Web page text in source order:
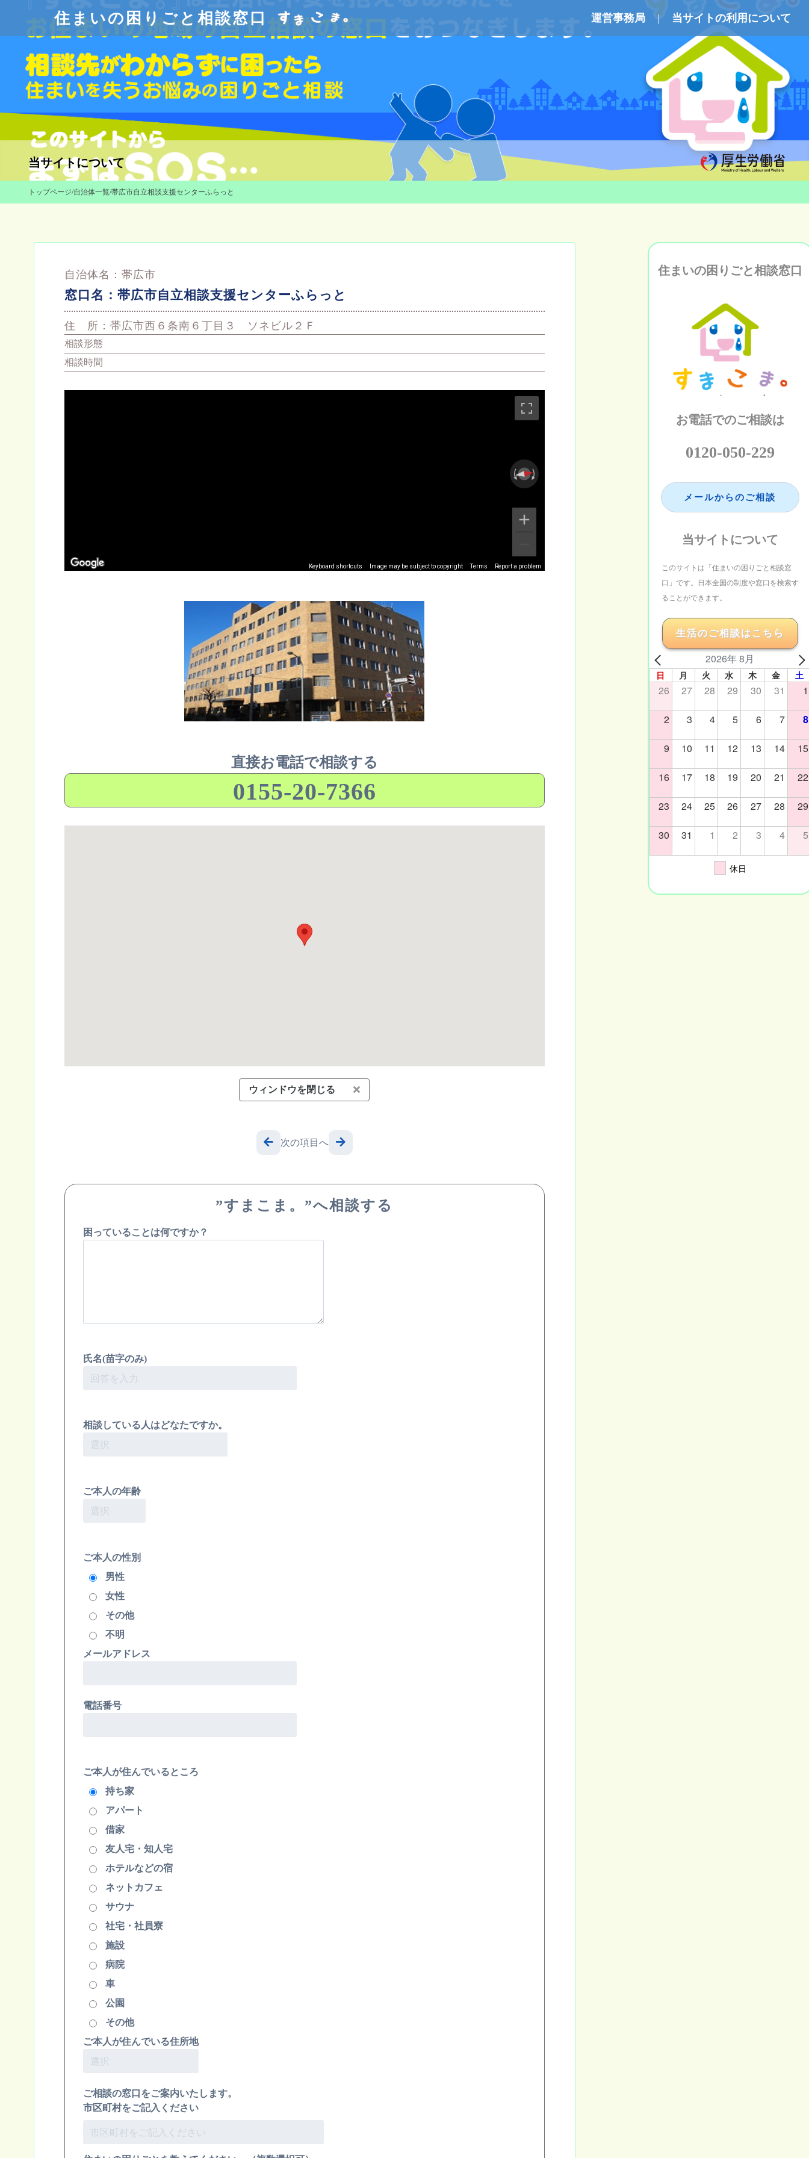
住まいの困りごと相談窓口 運営事務局 当サイトの利用について
当サイトについて
トップページ/自治体一覧/帯広市自立相談支援センターふらっと
自治体名： 帯広市
窓口名： 帯広市自立相談支援センターふらっと
住 所： 帯広市西６条南６丁目３ ソネビル２Ｆ
相談形態
相談時間
Keyboard shortcuts Image may be subject to copyright Terms Report a problem
直接お電話で相談する
0155-20-7366
ウィンドウを閉じる
次の項目へ
”すまこま。”へ相談する
困っていることは何ですか？
氏名(苗字のみ)
相談している人はどなたですか。
ご本人の年齢
ご本人の性別
男性
女性
その他
不明
メールアドレス
電話番号
ご本人が住んでいるところ
持ち家
アパート
借家
友人宅・知人宅
ホテルなどの宿
ネットカフェ
サウナ
社宅・社員寮
施設
病院
車
公園
その他
ご本人が住んでいる住所地
ご相談の窓口をご案内いたします。
市区町村をご記入ください
住まいの困りごと相談窓口
お電話でのご相談は
0120-050-229
メールからのご相談
当サイトについて
このサイトは「住まいの困りごと相談窓
口」です。日本全国の制度や窓口を検索す
ることができます。
生活のご相談はこちら
2026年 8月
日 月 火 水 木 金 土
26 27 28 29 30 31 1
2 3 4 5 6 7 8
9 10 11 12 13 14 15
16 17 18 19 20 21 22
23 24 25 26 27 28 29
30 31 1 2 3 4 5
休日